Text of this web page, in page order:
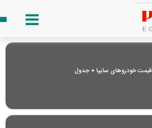
قیمت خودرو‌های سایپا + جدول